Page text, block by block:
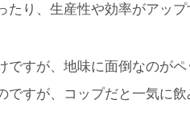
り、生産性や効率がアップ
すが、地味に面倒なのが
すが、コップだと一気に